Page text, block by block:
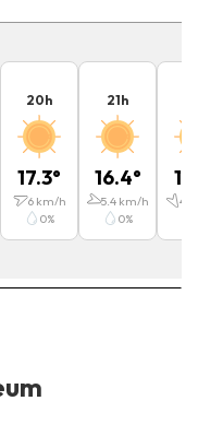
20h
17.3°
6km/h
0%
21h
16.4°
5.4 km/h
0%
4.9